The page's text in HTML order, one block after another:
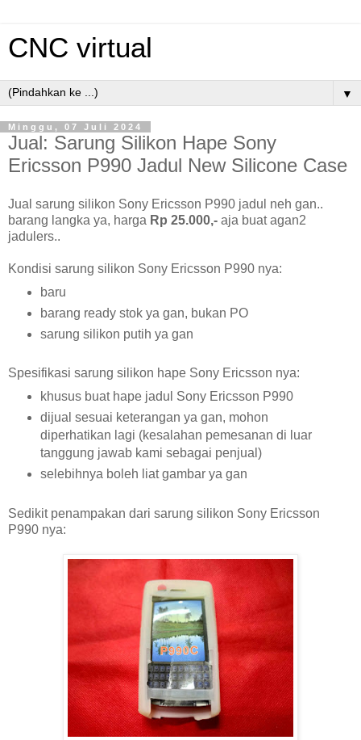
CNC virtual
▼
Minggu, 07 Juli 2024
Jual: Sarung Silikon Hape Sony
Ericsson P990 Jadul New Silicone Case
Jual sarung silikon Sony Ericsson P990 jadul neh gan..
barang langka ya, harga Rp 25.000,- aja buat agan2
jadulers..
Kondisi sarung silikon Sony Ericsson P990 nya:
baru
barang ready stok ya gan, bukan PO
sarung silikon putih ya gan
Spesifikasi sarung silikon hape Sony Ericsson nya:
khusus buat hape jadul Sony Ericsson P990
dijual sesuai keterangan ya gan, mohon
diperhatikan lagi (kesalahan pemesanan di luar
tanggung jawab kami sebagai penjual)
selebihnya boleh liat gambar ya gan
Sedikit penampakan dari sarung silikon Sony Ericsson
P990 nya: